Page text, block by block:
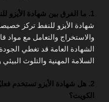
1. ما الفرق بين شهادة الأيزو للنفط وشهادة الأيزو العامة؟
شهادة الأيزو للنفط تركز
والاستخراج والتعامل مع مواد
الشهادة العامة قد تغطي
السلامة المهنية والتلوث
2. هل شهادة الأيزو تستخدم
الكويت؟